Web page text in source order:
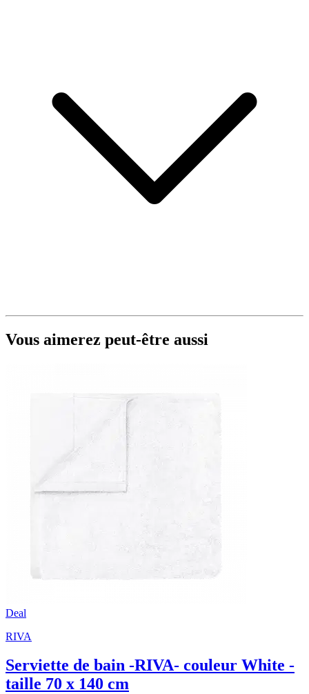
Vous aimerez peut-être aussi
Deal
RIVA
Serviette de bain -RIVA- couleur White -
taille 70 x 140 cm